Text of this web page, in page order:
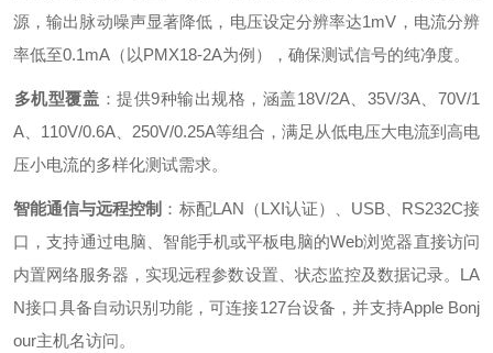
源，输出脉动噪声显著降低，电压设定分辨率达1mV，电流分辨
率低至0.1mA（以PMX18-2A为例），确保测试信号的纯净度。
多机型覆盖 ‌：提供9种输出规格，涵盖18V/2A、35V/3A、70V/1
A、110V/0.6A、250V/0.25A等组合，满足从低电压大电流到高电
压小电流的多样化测试需求。
智能通信与远程控制 ‌：标配LAN（LXI认证）、USB、RS232C接
口，支持通过电脑、智能手机或平板电脑的Web浏览器直接访问
内置网络服务器，实现远程参数设置、状态监控及数据记录。LA
N接口具备自动识别功能，可连接127台设备，并支持Apple Bonj
our主机名访问。